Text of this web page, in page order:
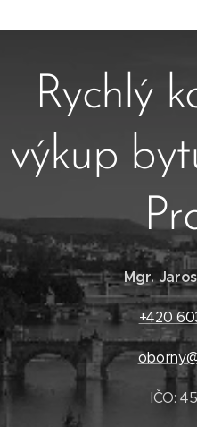
Rychlý
výkup
Mgr.
+420
IČO: